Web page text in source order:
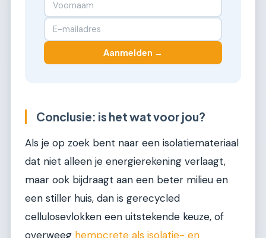
Aanmelden →
Conclusie: is het wat voor jou?
Als je op zoek bent naar een isolatiemateriaal
dat niet alleen je energierekening verlaagt,
maar ook bijdraagt aan een beter milieu en
een stiller huis, dan is gerecycled
cellulosevlokken een uitstekende keuze, of
overweeg hempcrete als isolatie- en